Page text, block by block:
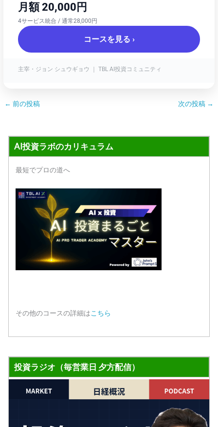
月額 20,000円
4サービス統合 / 通常28,000円
コースを見る ›
主宰・ジョン シュウギョウ ｜ TBL AI投資コミュニティ
← 前の投稿 次の投稿 →
AI投資ラボのカリキュラム
最短でプロの道へ
その他のコースの詳細はこちら
投資ラジオ（毎営業日 夕方配信）